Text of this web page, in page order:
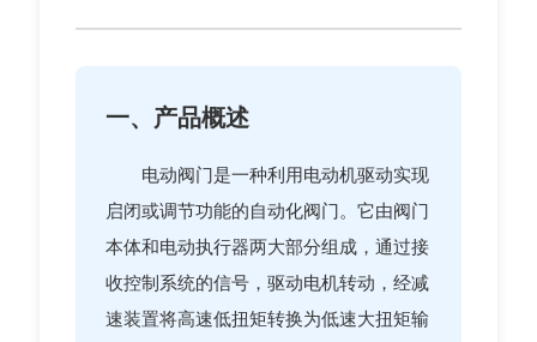
一、产品概述
电动阀门是一种利用电动机驱动实现
启闭或调节功能的自动化阀门。它由阀门
本体和电动执行器两大部分组成，通过接
收控制系统的信号，驱动电机转动，经减
速装置将高速低扭矩转换为低速大扭矩输